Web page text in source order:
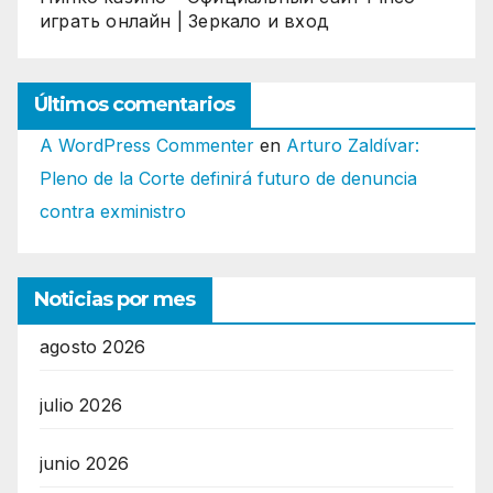
играть онлайн | Зеркало и вход
Últimos comentarios
A WordPress Commenter en Arturo Zaldívar:
Pleno de la Corte definirá futuro de denuncia
contra exministro
Noticias por mes
agosto 2026
julio 2026
junio 2026